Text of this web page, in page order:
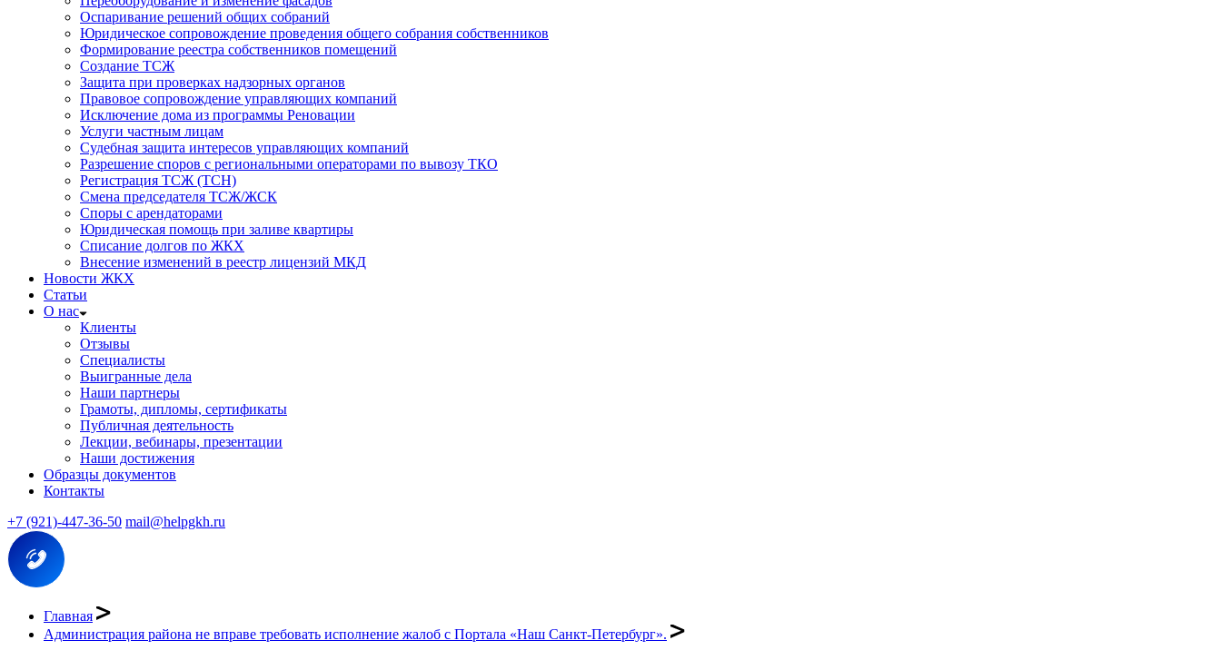
Оспаривание решений общих собраний
Юридическое сопровождение проведения общего собрания собственников
Формирование реестра собственников помещений
Создание ТСЖ
Защита при проверках надзорных органов
Правовое сопровождение управляющих компаний
Исключение дома из программы Реновации
Услуги частным лицам
Судебная защита интересов управляющих компаний
Разрешение споров с региональными операторами по вывозу ТКО
Регистрация ТСЖ (ТСН)
Смена председателя ТСЖ/ЖСК
Споры с арендаторами
Юридическая помощь при заливе квартиры
Списание долгов по ЖКХ
Внесение изменений в реестр лицензий МКД
Новости ЖКХ
Статьи
О нас
Клиенты
Отзывы
Специалисты
Выигранные дела
Наши партнеры
Грамоты, дипломы, сертификаты
Публичная деятельность
Лекции, вебинары, презентации
Наши достижения
Образцы документов
Контакты
+7 (921)-447-36-50 mail@helpgkh.ru
Главная
Администрация района не вправе требовать исполнение жалоб с Портала «Наш Санкт-Петербург».